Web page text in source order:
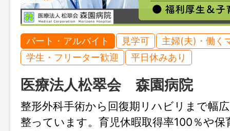
パート・アルバイト 見学可
主婦(夫)・働く
学生・フリーター歓迎
平日休みあり
医療法人松翠会 森園病院
整形外科手術から回復期リハビリまで幅
整っています。育児休暇取得率100％や保